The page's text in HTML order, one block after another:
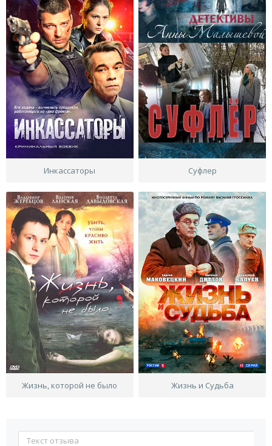
Инкассаторы Суфлер
Жизнь, которой не было Жизнь и Судьба